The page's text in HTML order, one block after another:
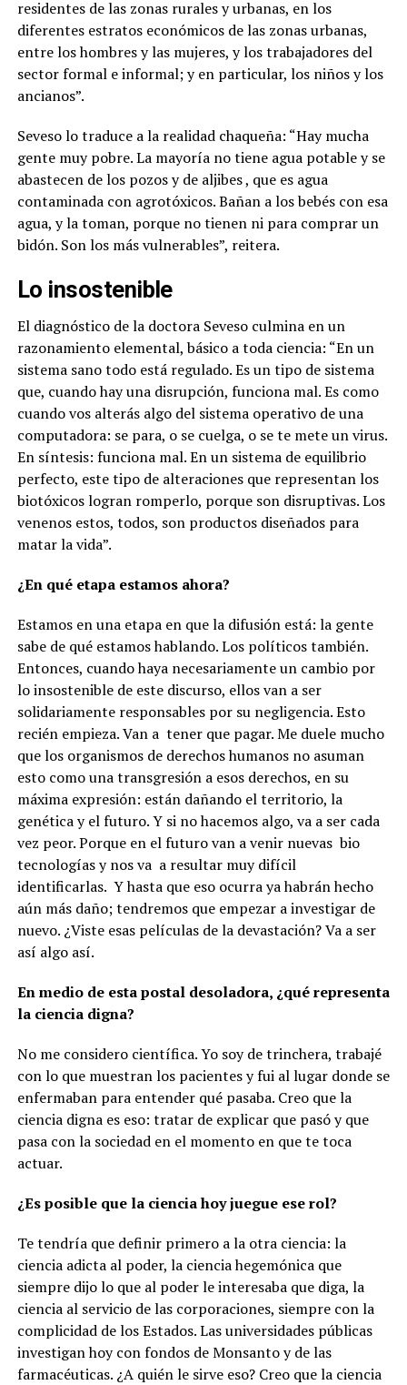
residentes de las zonas rurales y urbanas, en los
diferentes estratos económicos de las zonas urbanas,
entre los hombres y las mujeres, y los trabajadores del
sector formal e informal; y en particular, los niños y los
ancianos”.
Seveso lo traduce a la realidad chaqueña: “Hay mucha
gente muy pobre. La mayoría no tiene agua potable y se
abastecen de los pozos y de aljibes , que es agua
contaminada con agrotóxicos. Bañan a los bebés con esa
agua, y la toman, porque no tienen ni para comprar un
bidón. Son los más vulnerables”, reitera.
Lo insostenible
El diagnóstico de la doctora Seveso culmina en un
razonamiento elemental, básico a toda ciencia: “En un
sistema sano todo está regulado. Es un tipo de sistema
que, cuando hay una disrupción, funciona mal.Es como
cuando vos alterás algo del sistema operativo de una
computadora: se para, o se cuelga, o se te mete un virus.
En síntesis: funciona mal. En un sistema de equilibrio
perfecto, este tipo de alteraciones que representan los
biotóxicos logran romperlo, porque son disruptivas. Los
venenos estos, todos, son productos diseñados para
matar la vida”.
¿En qué etapa estamos ahora?
Estamos en una etapa en que la difusión está: la gente
sabe de qué estamos hablando. Los políticos también.
Entonces, cuando haya necesariamente un cambio por
lo insostenible de este discurso, ellos van a ser
solidariamente responsables por su negligencia. Esto
recién empieza. Van a tener que pagar. Me duele mucho
que los organismos de derechos humanos no asuman
esto como una transgresión a esos derechos, en su
máxima expresión: están dañando el territorio, la
genética y el futuro. Y si no hacemos algo, va a ser cada
vez peor. Porque en el futuro van a venir nuevas bio
tecnologías y nos va a resultar muy difícil
identificarlas. Y hasta que eso ocurra ya habrán hecho
aún más daño; tendremos que empezar a investigar de
nuevo. ¿Viste esas películas de la devastación? Va a ser
así algo así.
En medio de esta postal desoladora, ¿qué representa
la ciencia digna?
No me considero científica. Yo soy de trinchera, trabajé
con lo que muestran los pacientes y fui al lugar donde se
enfermaban para entender qué pasaba. Creo que la
ciencia digna es eso: tratar de explicar que pasó y que
pasa con la sociedad en el momento en que te toca
actuar.
¿Es posible que la ciencia hoy juegue ese rol?
Te tendría que definir primero a la otra ciencia: la
ciencia adicta al poder, la ciencia hegemónica que
siempre dijo lo que al poder le interesaba que diga, la
ciencia al servicio de las corporaciones, siempre con la
complicidad de los Estados. Las universidades públicas
investigan hoy con fondos de Monsanto y de las
farmacéuticas. ¿A quién le sirve eso? Creo que la ciencia